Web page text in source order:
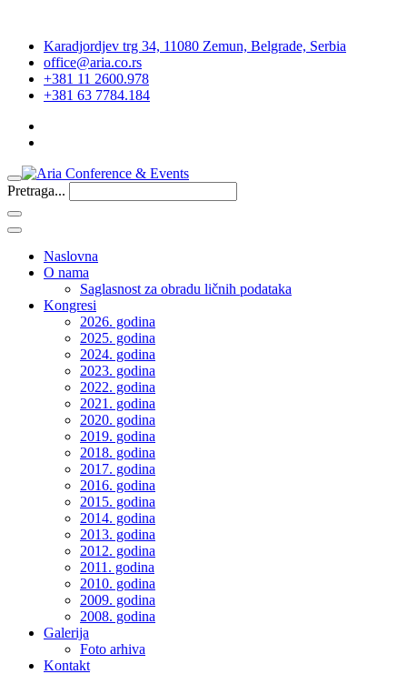
Karadjordjev trg 34, 11080 Zemun, Belgrade, Serbia
office@aria.co.rs
+381 11 2600.978
+381 63 7784.184
Pretraga...
Naslovna
O nama
Saglasnost za obradu ličnih podataka
Kongresi
2026. godina
2025. godina
2024. godina
2023. godina
2022. godina
2021. godina
2020. godina
2019. godina
2018. godina
2017. godina
2016. godina
2015. godina
2014. godina
2013. godina
2012. godina
2011. godina
2010. godina
2009. godina
2008. godina
Galerija
Foto arhiva
Kontakt